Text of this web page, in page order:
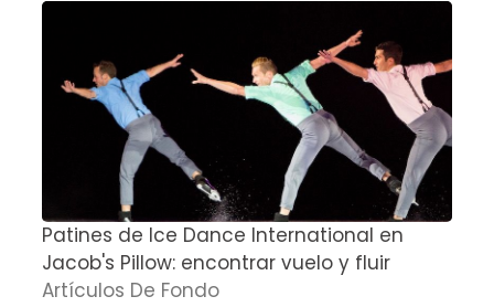
Patines de Ice Dance International en
Jacob's Pillow: encontrar vuelo y fluir
Artículos De Fondo